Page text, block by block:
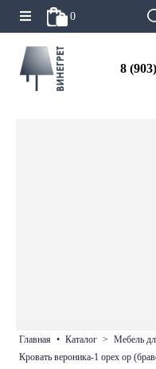
0
8
главная • каталог > мебель
кровать вероника-1 орех ор